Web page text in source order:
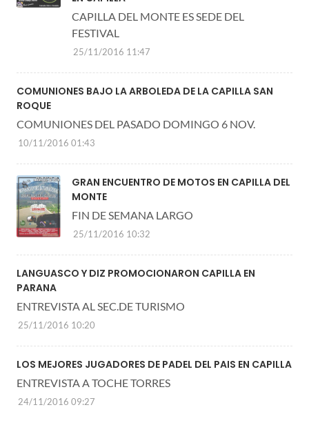
CAPILLA DEL MONTE ES SEDE DEL
FESTIVAL
25/11/2016 11:47
COMUNIONES BAJO LA ARBOLEDA DE LA CAPILLA SAN
ROQUE
COMUNIONES DEL PASADO DOMINGO 6 NOV.
10/11/2016 01:43
GRAN ENCUENTRO DE MOTOS EN CAPILLA DEL
MONTE
FIN DE SEMANA LARGO
25/11/2016 10:32
LANGUASCO Y DIZ PROMOCIONARON CAPILLA EN
PARANA
ENTREVISTA AL SEC.DE TURISMO
25/11/2016 10:20
LOS MEJORES JUGADORES DE PADEL DEL PAIS EN CAPILLA
ENTREVISTA A TOCHE TORRES
24/11/2016 09:27